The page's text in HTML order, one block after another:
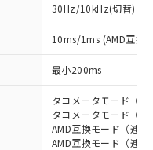
30Hz/10kHz(切替)
10ms/1ms (AMD互換
最小200ms
タコメータモード（
タコメータモード（
AMD互換モード（連
AMD互換モード（連